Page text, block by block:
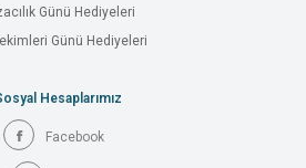
Günü Hediyeleri
Günü Hediyeleri
Hesaplarımız
Facebook